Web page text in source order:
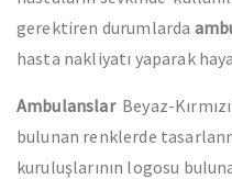
gerektiren durumlarda
hasta nakliyatı yaparak
AmbulanslarBeyaz-
bulunan renklerde
kuruluşlarının logosu